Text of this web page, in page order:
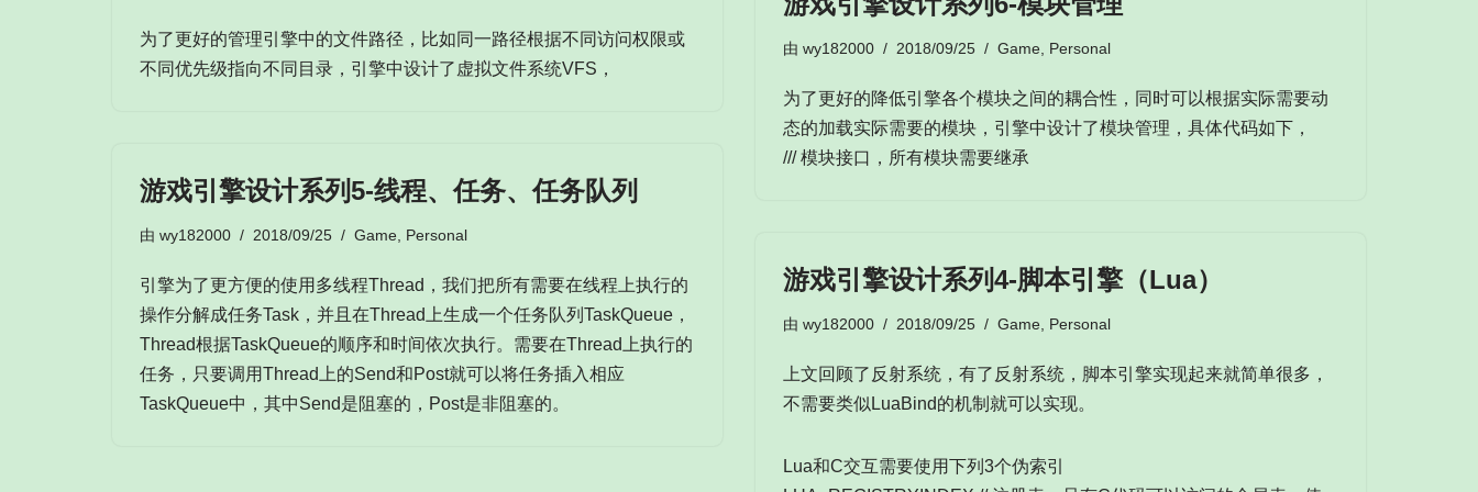
为了更好的管理引擎中的文件路径，比如同一路径根据不同访问权限或
不同优先级指向不同目录，引擎中设计了虚拟文件系统VFS，
由 wy182000 2018/09/25 Game Personal
为了更好的降低引擎各个模块之间的耦合性，同时可以根据实际需要动
态的加载实际需要的模块，引擎中设计了模块管理，具体代码如下，
/// 模块接口，所有模块需要继承
游戏引擎设计系列5-线程、任务、任务队列
由 wy182000 2018/09/25 Game Personal
引擎为了更方便的使用多线程Thread，我们把所有需要在线程上执行的
操作分解成任务Task，并且在Thread上生成一个任务队列TaskQueue，
Thread根据TaskQueue的顺序和时间依次执行。需要在Thread上执行的
任务，只要调用Thread上的Send和Post就可以将任务插入相应
TaskQueue中，其中Send是阻塞的，Post是非阻塞的。
游戏引擎设计系列4-脚本引擎（Lua）
由 wy182000 2018/09/25 Game Personal
上文回顾了反射系统，有了反射系统，脚本引擎实现起来就简单很多，
不需要类似LuaBind的机制就可以实现。
Lua和C交互需要使用下列3个伪索引